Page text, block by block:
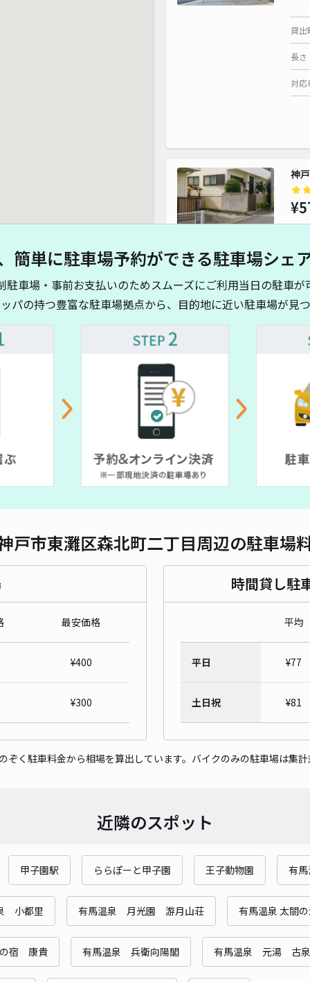
貸出
長さ
対応
神
貸出
長さ
神
時
対応
山
時
長さ
東
貸出
簡単に駐車場予約ができる駐車場シェ
駐車場・事前お支払いのためスムーズにご利用当日の駐車が
パの持つ豊富な駐車場拠点から、目的地に近い駐車場が見
戸市東灘区森北町二丁目周辺の駐車場
最安価格
¥400
¥300
時間貸し駐
平均
平日 ¥77
土日祝 ¥81
ぞく駐車料金から相場を算出しています。バイクのみの駐車場は集
近隣のスポット
甲子園駅 ららぽーと甲子園 王子動物園 有
小都里 有馬温泉 月光園 游月山荘 有馬温泉 太閤
の宿 康貴 有馬温泉 兵衛向陽閣 有馬温泉 元湯 古